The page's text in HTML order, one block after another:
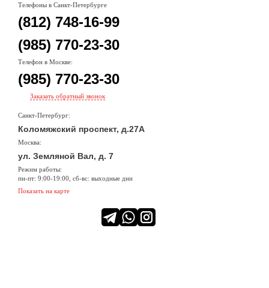
Телефоны в Санкт-Петербурге
(812) 748-16-99
(985) 770-23-30
Телефон в Москве:
(985) 770-23-30
Заказать обратный звонок
Санкт-Петербург:
Коломяжский проспект, д.27А
Москва:
ул. Земляной Вал, д. 7
Режим работы:
пн-пт: 9:00-19:00, сб-вс: выходные дни
Показать на карте